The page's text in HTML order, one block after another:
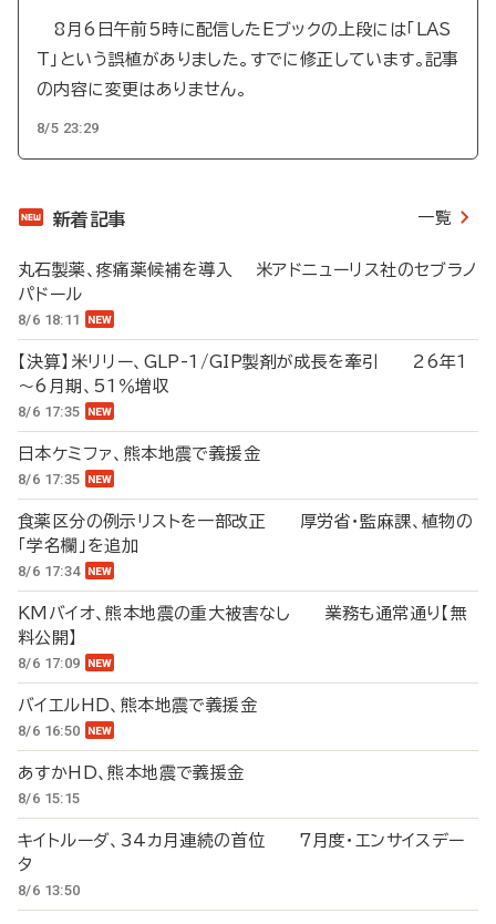
8月6日午前5時に配信したEブックの上段には「LAS
T」という誤植がありました。すでに修正しています。記事
の内容に変更はありません。
8/5 23:29
新着記事 一覧
丸石製薬、疼痛薬候補を導入 米アドニューリス社のセブラノ
パドール
8/6 18:11
【決算】米リリー、GLP-1/GIP製剤が成長を牽引 26年1
～6月期、51％増収
8/6 17:35
日本ケミファ、熊本地震で義援金
8/6 17:35
食薬区分の例示リストを一部改正 厚労省・監麻課、植物の
「学名欄」を追加
8/6 17:34
KMバイオ、熊本地震の重大被害なし 業務も通常通り【無
料公開】
8/6 17:09
バイエルHD、熊本地震で義援金
8/6 16:50
あすかHD、熊本地震で義援金
8/6 15:15
キイトルーダ、34カ月連続の首位 7月度・エンサイスデー
タ
8/6 13:50